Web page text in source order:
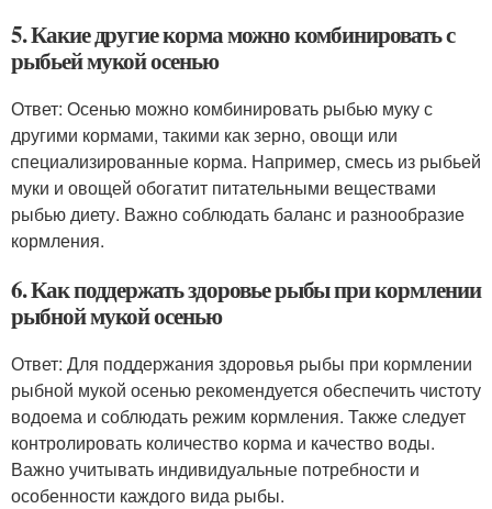
5. Какие другие корма можно комбинировать с
рыбьей мукой осенью
Ответ: Осенью можно комбинировать рыбью муку с
другими кормами, такими как зерно, овощи или
специализированные корма. Например, смесь из рыбьей
муки и овощей обогатит питательными веществами
рыбью диету. Важно соблюдать баланс и разнообразие
кормления.
6. Как поддержать здоровье рыбы при кормлении
рыбной мукой осенью
Ответ: Для поддержания здоровья рыбы при кормлении
рыбной мукой осенью рекомендуется обеспечить чистоту
водоема и соблюдать режим кормления. Также следует
контролировать количество корма и качество воды.
Важно учитывать индивидуальные потребности и
особенности каждого вида рыбы.